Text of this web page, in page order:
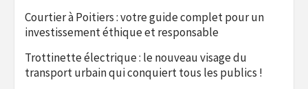
Courtier à Poitiers : votre guide complet pour un
investissement éthique et responsable
Trottinette électrique : le nouveau visage du
transport urbain qui conquiert tous les publics !